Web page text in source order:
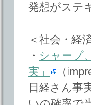
発想がステ
＜社会・経
・ シャープ
実」
（
日経さん事